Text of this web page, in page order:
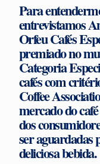
Para
entrevistamos
Orfeu Cafés
premiado no
Categoria
cafés com
Coffee
mercado do
dos
ser aguardadas
deliciosa bebida.